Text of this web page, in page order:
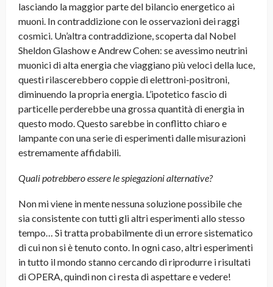
lasciando la maggior parte del bilancio energetico ai
muoni. In contraddizione con le osservazioni dei raggi
cosmici. Un’altra contraddizione, scoperta dal Nobel
Sheldon Glashow e Andrew Cohen: se avessimo neutrini
muonici di alta energia che viaggiano più veloci della luce,
questi rilascerebbero coppie di elettroni-positroni,
diminuendo la propria energia. L’ipotetico fascio di
particelle perderebbe una grossa quantità di energia in
questo modo. Questo sarebbe in conflitto chiaro e
lampante con una serie di esperimenti dalle misurazioni
estremamente affidabili.
Quali potrebbero essere le spiegazioni alternative?
Non mi viene in mente nessuna soluzione possibile che
sia consistente con tutti gli altri esperimenti allo stesso
tempo… Si tratta probabilmente di un errore sistematico
di cui non si è tenuto conto. In ogni caso, altri esperimenti
in tutto il mondo stanno cercando di riprodurre i risultati
di OPERA, quindi non ci resta di aspettare e vedere!